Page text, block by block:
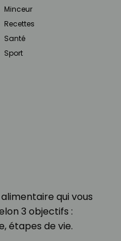
qui vous
3 objectifs :
étapes de vie.
Minceur
Recettes
Santé
Sport